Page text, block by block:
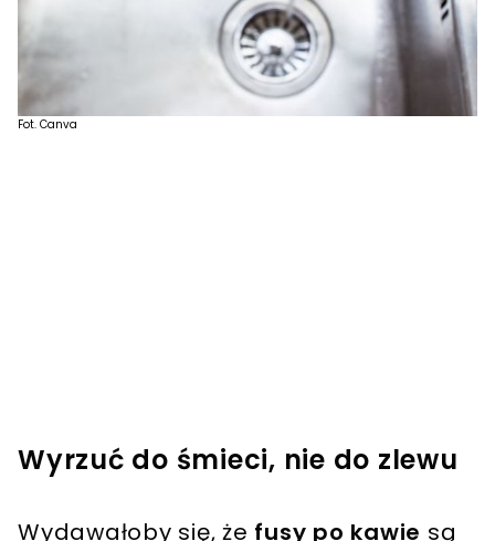
Fot. Canva
Wyrzuć do śmieci, nie do zlewu
Wydawałoby się, że fusy po kawie są